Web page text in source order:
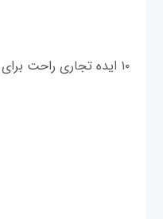
۱۰ ایده تجاری راحت برای پول‌سازی و تغییر جهان